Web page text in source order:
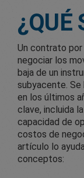
¿QUÉ
Un contrato
negociar los
baja de un
subyacente. Se
en los últimos
clave, incluida
capacidad de
costos de
artículo lo
conceptos: